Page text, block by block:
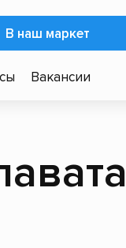
В наш маркет
Вакансии